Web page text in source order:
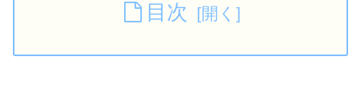
目次